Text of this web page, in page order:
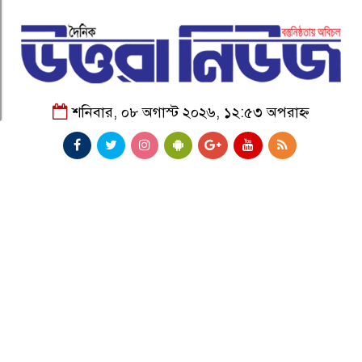
শনিবার, ০৮ অগাস্ট ২০২৬, ১২:৫৩ অপরাহ্ন